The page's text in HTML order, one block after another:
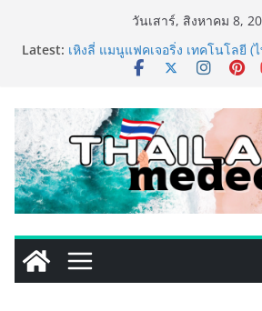
วันเสาร์, สิงหาคม 8,
Latest: 5 ผนึก 9 พันธมิตร ขับเคลื่อน ESG
ราชปณิธาน สร้างคุณค่าการท่องเที่
แห่งใหม่ในชลบุรี เดินหน้าขยายฐา
ออกเฉียงใต้ เสริมแกร่งยุทธศาสตร์ร
TECNO ประกาศทรานส์ฟอร์มจาก
แฟชั่นไอเท็ม เสิร์ฟใหญ่ปักหมุดแลน
MRT วาง POVA 8 Series จุดเริ่ม
PIPPER STANDARD® เปิดตัวแ
แห้งสัตว์เลี้ยง ชูนวัตกรรมพลังธรร
เลียขนได้ ปลอดภัย ไร้สารตกค้าง
เริ่มแล้ว! อ.ต.ก.แฟร์ 4 ภาค @ภาค
ไทย สู่ใจกลางมหานคร” ชวนชิม ช้อ
คุณภาพจากทั่วไทย วันนี้ – 8 สิงห